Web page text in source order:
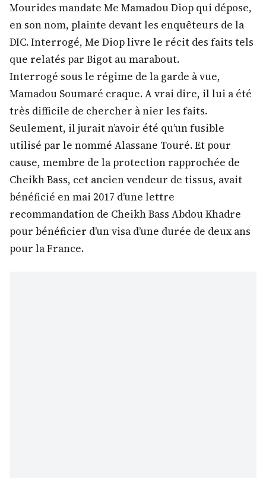
Mourides mandate Me Mamadou Diop qui dépose,
en son nom, plainte devant les enquêteurs de la
DIC. Interrogé, Me Diop livre le récit des faits tels
que relatés par Bigot au marabout.
Interrogé sous le régime de la garde à vue,
Mamadou Soumaré craque. A vrai dire, il lui a été
très difficile de chercher à nier les faits.
Seulement, il jurait n’avoir été qu’un fusible
utilisé par le nommé Alassane Touré. Et pour
cause, membre de la protection rapprochée de
Cheikh Bass, cet ancien vendeur de tissus, avait
bénéficié en mai 2017 d’une lettre
recommandation de Cheikh Bass Abdou Khadre
pour bénéficier d’un visa d’une durée de deux ans
pour la France.